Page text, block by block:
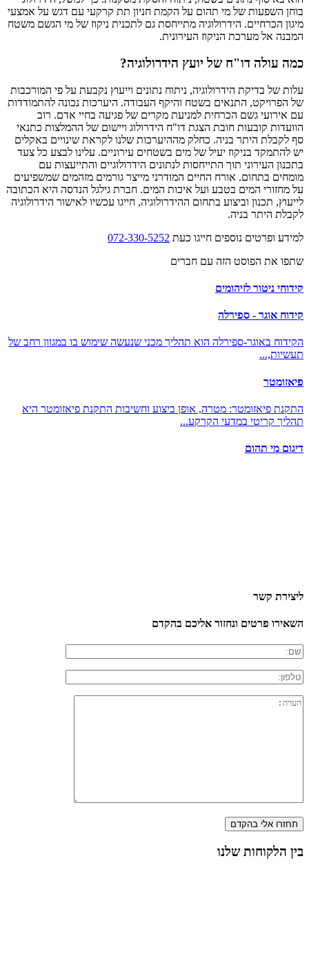
בוחן השפעות של מי תהום על הקמת חניון תת קרקעי עם דגש על אמצעי
מיגון הכרחיים. הידרולוגיה מתייחסת גם לתכנית ניקוז של מי הגשם משטח
המבנה אל מערכת הניקוז העירונית.
כמה עולה דו"ח של יועץ הידרולוגיה?
עלות של בדיקת הידרולוגיה, ניתוח נתונים וייעוץ נקבעת על פי המורכבות
של הפרויקט, התנאים בשטח והיקף העבודה. היערכות נכונה להתמודדות
עם אירועי גשם הכרחית למניעת מקרים של פגיעה בחיי אדם. רוב
הוועדות קובעות חובת הצגת דו"ח הידרולוג ויישום של ההמלצות כתנאי
סף לקבלת היתר בניה. כחלק מההיערכות שלנו לקראת שינויים באקלים
יש להתמקד בניקוז יעיל של מים בשטחים עירוניים. עלינו לבצע כל צעד
בתכנון העירוני תוך התייחסות לנתונים הידרולוגיים והתייעצות עם
מומחים בתחום. אורח החיים המודרני מייצר גורמים מזהמים שמשפיעים
על מחזורי המים בטבע ועל איכות המים. חברת גילגל הנדסה היא הכתובה
לייעוץ, תכנון וביצוע בתחום ההידרולוגיה, חייגו עכשיו לאישור הידרולוגיה
לקבלת היתר בניה.
למידע ופרטים נוספים חייגו כעת 072-330-5252
שתפו את הפוסט הזה עם חברים
קידוחי ניטור לזיהומים
קידוח אוגר - ספירלה
הקידוח באוגר-ספירלה הוא תהליך מכני שנעשה שימוש בו במגוון רחב של
תעשיות,...
פיאזומטר
התקנת פיאזומטר: מטרה, אופן ביצוע וחשיבות התקנת פיאזומטר היא
תהליך קריטי במדעי הקרקע...
דיגום מי תהום
ליצירת קשר
השאירו פרטים ונחזור אליכם בהקדם
בין הלקוחות שלנו